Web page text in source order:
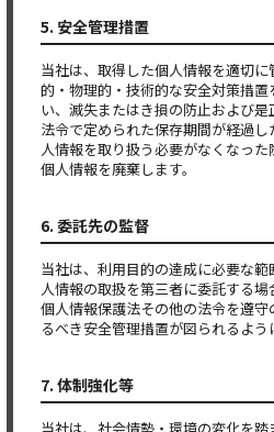
5. 安全管理措置
当社は、取得した個人情報を適切
的・物理的・技術的な安全対策措
い、滅失またはき損の防止および是
法令で定められた保存期間が経過
人情報を取り扱う必要がなくなっ
個人情報を廃棄します。
6. 委託先の監督
当社は、利用目的の達成に必要な
人情報の取扱を第三者に委託する場
個人情報保護法その他の法令を遵
るべき安全管理措置が図られるよう
7. 体制強化等